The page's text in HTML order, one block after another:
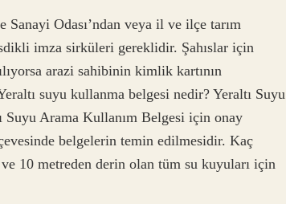
Sanayi Odası’ndan veya il ve ilçe tarım
imza sirküleri gereklidir. Şahıslar için
arazi sahibinin kimlik kartının
suyu kullanma belgesi nedir? Yeraltı Suyu
Suyu Arama Kullanım Belgesi için onay
belgelerin temin edilmesidir. Kaç
10 metreden derin olan tüm su kuyuları için